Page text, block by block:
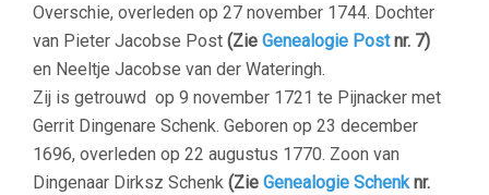
Overschie, overleden op 27 november 1744. Dochter
van Pieter Jacobse Post (Zie Genealogie Postnr. 7)
en Neeltje Jacobse van der Wateringh.
Zij is getrouwd op 9 november 1721 te Pijnacker met
Gerrit Dingenare Schenk. Geboren op 23 december
1696, overleden op 22 augustus 1770. Zoon van
Dingenaar Dirksz Schenk (Zie Genealogie Schenknr.